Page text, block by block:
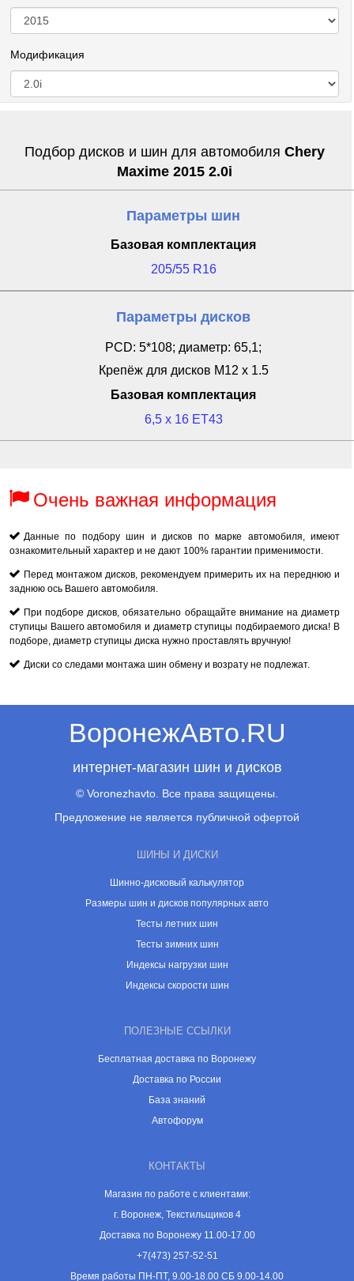
Модификация
Подбор дисков и шин для автомобиля Chery
Maxime 2015 2.0i
Параметры шин
Базовая комплектация
205/55 R16
Параметры дисков
PCD: 5*108; диаметр: 65,1;
Крепёж для дисков M12 x 1.5
Базовая комплектация
6,5 x 16 ET43
Очень важная информация
Данные по подбору шин и дисков по марке автомобиля, имеют
ознакомительный характер и не дают 100% гарантии применимости.
Перед монтажом дисков, рекомендуем примерить их на переднюю и
заднюю ось Вашего автомобиля.
При подборе дисков, обязательно обращайте внимание на диаметр
ступицы Вашего автомобиля и диаметр ступицы подбираемого диска! В
подборе, диаметр ступицы диска нужно проставлять вручную!
Диски со следами монтажа шин обмену и возрату не подлежат.
ВоронежАвто.RU
интернет-магазин шин и дисков
© Voronezhavto. Все права защищены.
Предложение не является публичной офертой
ШИНЫ И ДИСКИ
Шинно-дисковый калькулятор
Размеры шин и дисков популярных авто
Тесты летних шин
Тесты зимних шин
Индексы нагрузки шин
Индексы скорости шин
ПОЛЕЗНЫЕ ССЫЛКИ
Бесплатная доставка по Воронежу
Доставка по России
База знаний
Автофорум
КОНТАКТЫ
Магазин по работе с клиентами:
г. Воронеж, Текстильщиков 4
Доставка по Воронежу 11.00-17.00
+7(473) 257-52-51
Время работы ПН-ПТ, 9.00-18.00 СБ 9.00-14.00